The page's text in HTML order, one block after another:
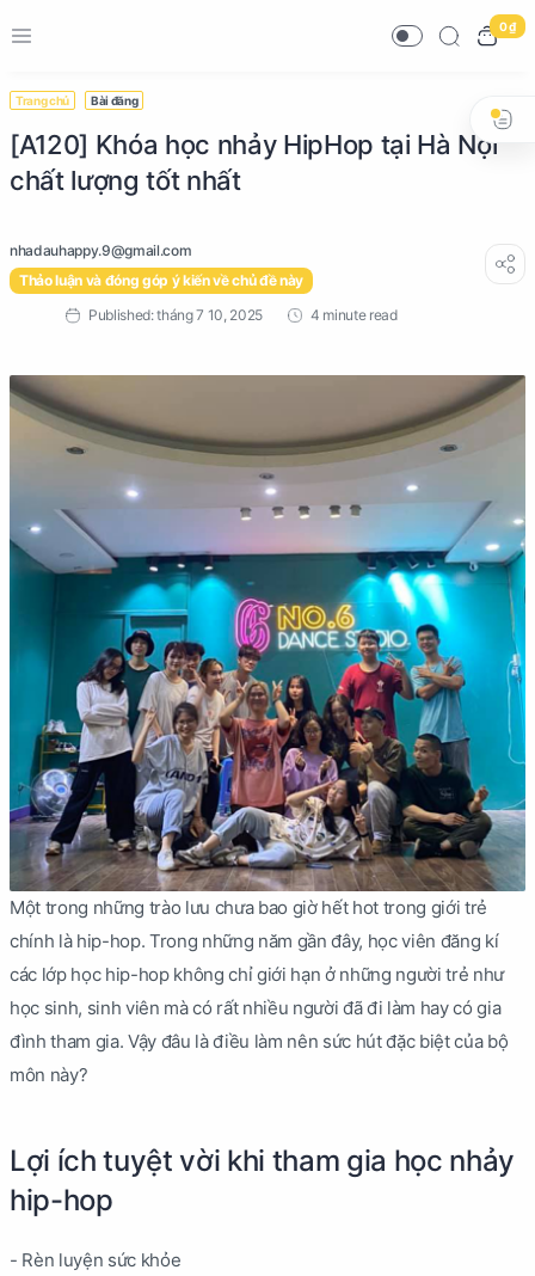
0 ₫
Trang chủ Bài đăng
[A120] Khóa học nhảy HipHop tại Hà Nội
chất lượng tốt nhất
Thảo luận và đóng góp ý kiến về chủ đề này
4 minute read
Một trong những trào lưu chưa bao giờ hết hot trong giới trẻ
chính là hip-hop. Trong những năm gần đây, học viên đăng kí
các lớp học hip-hop không chỉ giới hạn ở những người trẻ như
học sinh, sinh viên mà có rất nhiều người đã đi làm hay có gia
đình tham gia. Vậy đâu là điều làm nên sức hút đặc biệt của bộ
môn này?
Lợi ích tuyệt vời khi tham gia học nhảy
hip-hop
- Rèn luyện sức khỏe